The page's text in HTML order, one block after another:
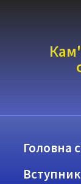
Головна